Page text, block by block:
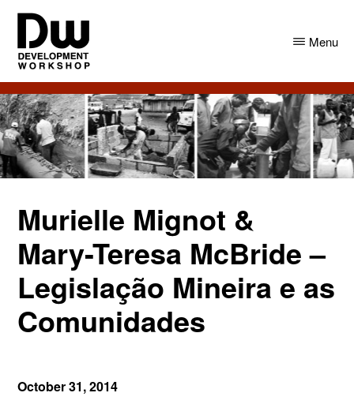
Skip
main
content
Skip
primary
sidebar
DW
Angola
Development
Workshop
Angola
Menu
Murielle Mignot &
Mary-Teresa McBride –
Legislação Mineira e as
Comunidades
October 31, 2014